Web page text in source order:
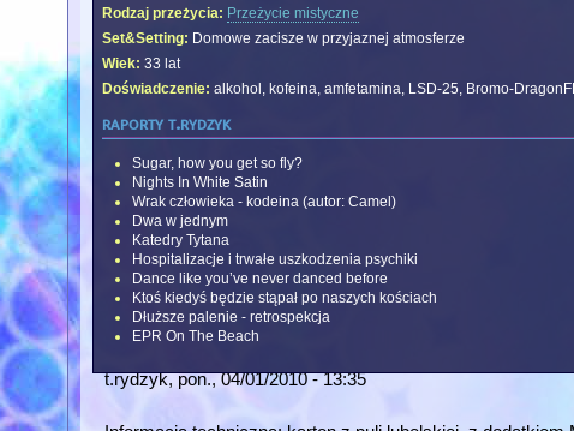
Rodzaj przeżycia: Przeżycie mistyczne
Set&Setting: Domowe zacisze w przyjaznej atmosferze
Wiek: 33 lat
Doświadczenie: alkohol, kofeina, amfetamina, LSD-25, Bromo-
raporty t.rydzyk
Sugar, how you get so fly?
Nights In White Satin
Wrak człowieka - kodeina (autor: Camel)
Dwa w jednym
Katedry Tytana
Hospitalizacje i trwałe uszkodzenia psychiki
Dance like you’ve never danced before
Ktoś kiedyś będzie stąpał po naszych kościach
Dłuższe palenie - retrospekcja
EPR On The Beach
t.rydzyk, pon., 04/01/2010 - 13:35